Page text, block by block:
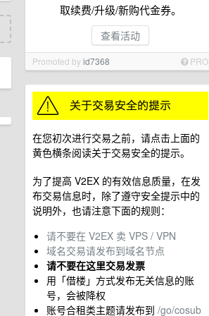
取续费/升级/新购代金券。
查看活动
Promoted byid7368 PRO
在您初次进行交易之前，请点击上面的
黄色横条阅读关于交易安全的提示。
为了提高 V2EX 的有效信息质量，在发
布交易信息时，除了遵守安全提示中的
说明外，也请注意下面的规则：
请不要在 V2EX 卖 VPS / VPN
域名交易请发布到域名节点
请不要在这里交易发票
用「借楼」方式发布无关信息的账
号，会被降权
账号合租类主题请发布到 /go/cosub